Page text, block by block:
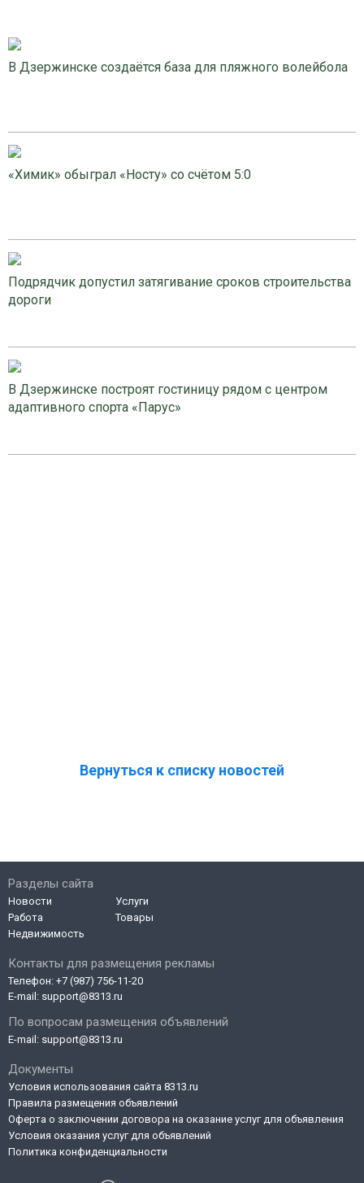
В Дзержинске создаётся база для пляжного волейбола
«Химик» обыграл «Носту» со счётом 5:0
Подрядчик допустил затягивание сроков строительства
дороги
В Дзержинске построят гостиницу рядом с центром
адаптивного спорта «Парус»
Вернуться к списку новостей
Контакты для размещения рекламы
Телефон: +7 (987) 756-11-20
E-mail: support@8313.ru
По вопросам размещения объявлений
E-mail: support@8313.ru
Документы
Условия использования сайта 8313.ru
Правила размещения объявлений
Оферта о заключении договора на оказание услуг для объявления
Условия оказания услуг для объявлений
Политика конфиденциальности
Разделы сайта
Новости
Работа
Недвижимость
Услуги
Товары